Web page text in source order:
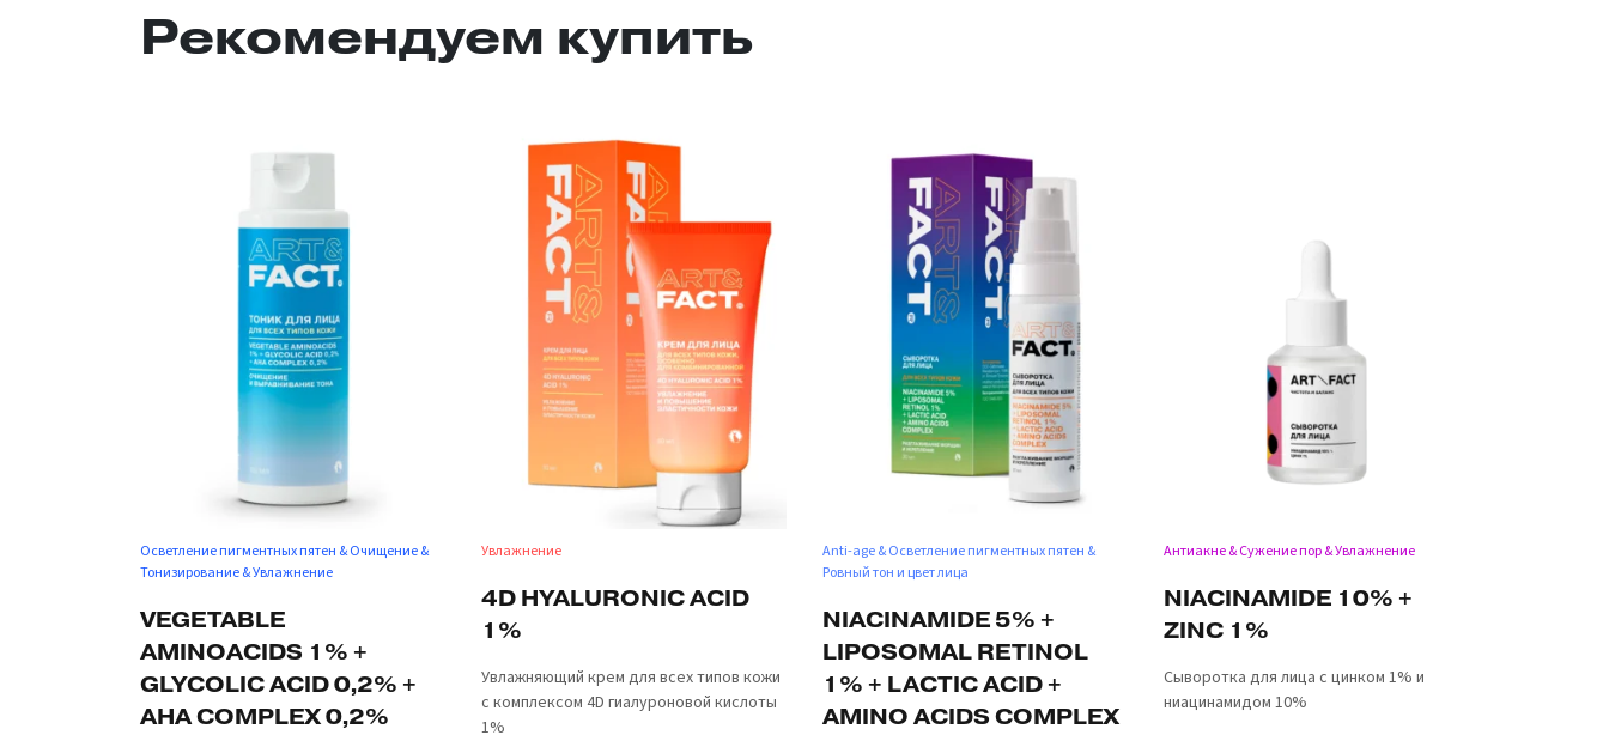
Рекомендуем купить
Осветление пигментных пятен & Очищение &
Тонизирование & Увлажнение
VEGETABLE
AMINOACIDS 1% +
GLYCOLIC ACID 0,2% +
AHA COMPLEX 0,2%
Увлажнение
4D HYALURONIC ACID
1%
Увлажняющий крем для всех типов кожи
с комплексом 4D гиалуроновой кислоты
1%
Anti-age & Осветление пигментных пятен &
Ровный тон и цвет лица
NIACINAMIDE 5% +
LIPOSOMAL RETINOL
1% + LACTIC ACID +
AMINO ACIDS COMPLEX
Антиакне & Сужение пор & Увлажнение
NIACINAMIDE 10% +
ZINC 1%
Сыворотка для лица с цинком 1% и
ниацинамидом 10%